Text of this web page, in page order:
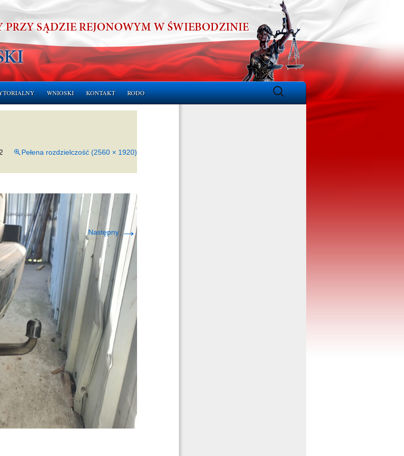
WNIOSKI KONTAKT RODO
Szukaj:
Pełena rozdzielczość (2560 × 1920)
Następny→